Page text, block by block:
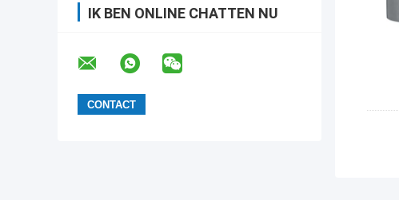
IK BEN ONLINE CHATTEN NU